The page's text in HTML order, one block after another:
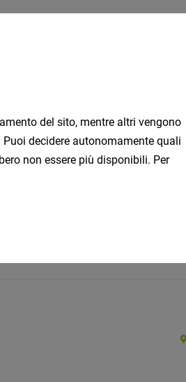
del sito, mentre altri vengono
decidere autonomamente quali
non essere più disponibili. Per